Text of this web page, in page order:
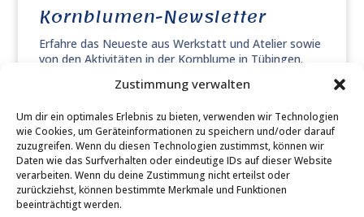
Zustimmung verwalten
Um dir ein optimales Erlebnis zu bieten, verwenden wir Technologien
wie Cookies, um Geräteinformationen zu speichern und/oder darauf
zuzugreifen. Wenn du diesen Technologien zustimmst, können wir
Daten wie das Surfverhalten oder eindeutige IDs auf dieser Website
verarbeiten. Wenn du deine Zustimmung nicht erteilst oder
zurückziehst, können bestimmte Merkmale und Funktionen
beeinträchtigt werden.
Kornblumen-Newsletter
Erfahre das Neueste aus Werkstatt und Atelier sowie
von den Aktivitäten in der Kornblume in Tübingen.
Kornblumenkunst | Mosaik & Pastell
Inhaberin: Elana Horowitz - Haaggasse 15 - 72070
Tübingen - info[at]kornblumenkunst.de/ -